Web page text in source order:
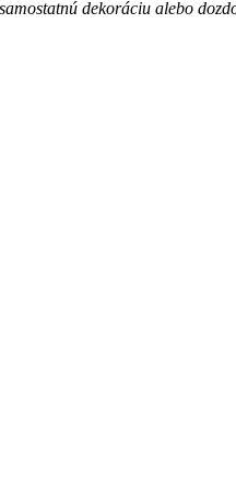
dekoráciu alebo